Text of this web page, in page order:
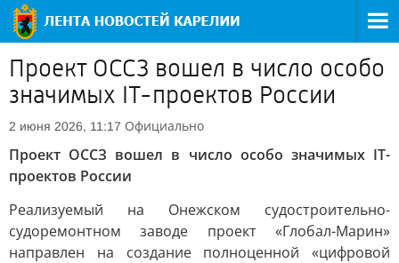
Проект ОССЗ вошел в число особо
значимых IT-проектов России
2 июня 2026, 11:17 Официально
Проект ОССЗ вошел в число особо значимых IT-
проектов России
Реализуемый на Онежском судостроительно-
судоремонтном заводе проект «Глобал-Марин»
направлен на создание полноценной «цифровой